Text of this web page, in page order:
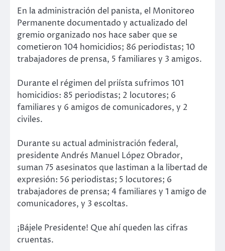
En la administración del panista, el Monitoreo
Permanente documentado y actualizado del
gremio organizado nos hace saber que se
cometieron 104 homicidios; 86 periodistas; 10
trabajadores de prensa, 5 familiares y 3 amigos.
Durante el régimen del priísta sufrimos 101
homicidios: 85 periodistas; 2 locutores; 6
familiares y 6 amigos de comunicadores, y 2
civiles.
Durante su actual administración federal,
presidente Andrés Manuel López Obrador,
suman 75 asesinatos que lastiman a la libertad de
expresión: 56 periodistas; 5 locutores; 6
trabajadores de prensa; 4 familiares y 1 amigo de
comunicadores, y 3 escoltas.
¡Bájele Presidente! Que ahí queden las cifras
cruentas.